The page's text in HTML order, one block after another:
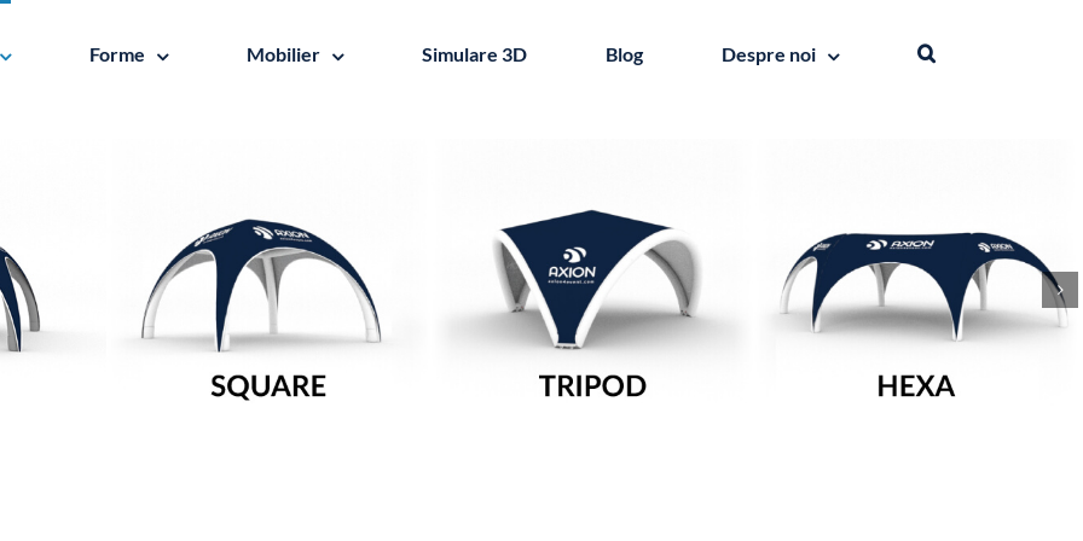
Forme Mobilier Simulare 3D Blog Despre noi